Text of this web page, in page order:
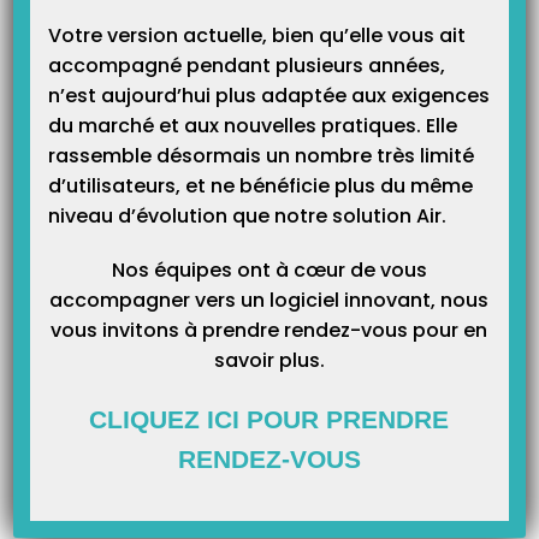
Catégories
Votre version actuelle, bien qu’elle vous ait
accompagné pendant plusieurs années,
n’est aujourd’hui plus adaptée aux exigences
du marché et aux nouvelles pratiques. Elle
rassemble désormais un nombre très limité
d’utilisateurs, et ne bénéficie plus du même
niveau d’évolution que notre solution Air.
Nos équipes ont à cœur de vous
accompagner vers un logiciel innovant, nous
vous invitons à prendre rendez-vous pour en
savoir plus.
CLIQUEZ ICI POUR PRENDRE
RENDEZ-VOUS